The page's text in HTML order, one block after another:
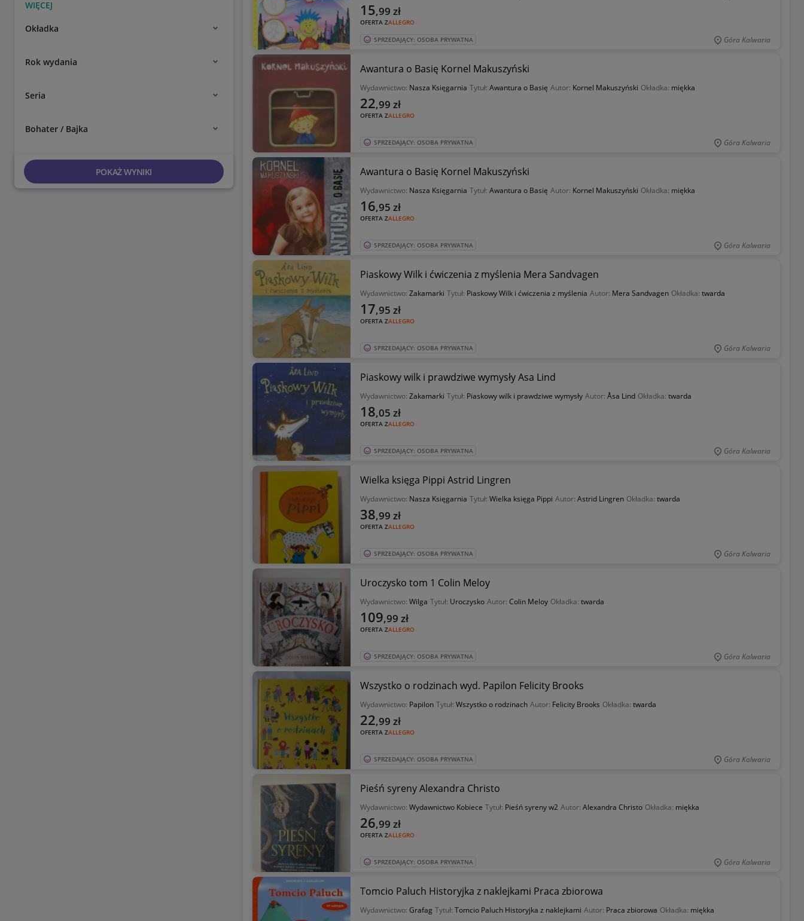
Okładka
Rok wydania
Seria
Bohater / Bajka
POKAŻ WYNIKI
OFERTA ZALLEGRO
15,99 zł
SPRZEDAJĄCY: OSOBA PRYWATNA Góra Kalwaria
Awantura o Basię Kornel Makuszyński
Wydawnictwo: Nasza Księgarnia Tytuł: Awantura o Basię Autor: Kornel Makuszyński Okładka: miękka
OFERTA ZALLEGRO
22,99 zł
SPRZEDAJĄCY: OSOBA PRYWATNA Góra Kalwaria
Awantura o Basię Kornel Makuszyński
Wydawnictwo: Nasza Księgarnia Tytuł: Awantura o Basię Autor: Kornel Makuszyński Okładka: miękka
OFERTA ZALLEGRO
16,95 zł
SPRZEDAJĄCY: OSOBA PRYWATNA Góra Kalwaria
Piaskowy Wilk i ćwiczenia z myślenia Mera Sandvagen
Wydawnictwo: Zakamarki Tytuł: Piaskowy Wilk i ćwiczenia z myślenia Autor: Mera Sandvagen Okładka: twarda
OFERTA ZALLEGRO
17,95 zł
SPRZEDAJĄCY: OSOBA PRYWATNA Góra Kalwaria
Piaskowy wilk i prawdziwe wymysły Asa Lind
Wydawnictwo: Zakamarki Tytuł: Piaskowy wilk i prawdziwe wymysły Autor: Åsa Lind Okładka: twarda
OFERTA ZALLEGRO
18,05 zł
SPRZEDAJĄCY: OSOBA PRYWATNA Góra Kalwaria
Wielka księga Pippi Astrid Lingren
Wydawnictwo: Nasza Księgarnia Tytuł: Wielka księga Pippi Autor: Astrid Lingren Okładka: twarda
OFERTA ZALLEGRO
38,99 zł
SPRZEDAJĄCY: OSOBA PRYWATNA Góra Kalwaria
Uroczysko tom 1 Colin Meloy
Wydawnictwo: Wilga Tytuł: Uroczysko Autor: Colin Meloy Okładka: twarda
OFERTA ZALLEGRO
109,99 zł
SPRZEDAJĄCY: OSOBA PRYWATNA Góra Kalwaria
Wszystko o rodzinach wyd. Papilon Felicity Brooks
Wydawnictwo: Papilon Tytuł: Wszystko o rodzinach Autor: Felicity Brooks Okładka: twarda
OFERTA ZALLEGRO
22,99 zł
SPRZEDAJĄCY: OSOBA PRYWATNA Góra Kalwaria
Pieśń syreny Alexandra Christo
Wydawnictwo: Wydawnictwo Kobiece Tytuł: Pieśń syreny w2 Autor: Alexandra Christo Okładka: miękka
OFERTA ZALLEGRO
26,99 zł
SPRZEDAJĄCY: OSOBA PRYWATNA Góra Kalwaria
Tomcio Paluch Historyjka z naklejkami Praca zbiorowa
Wydawnictwo: Grafag Tytuł: Tomcio Paluch Historyjka z naklejkami Autor: Praca zbiorowa Okładka: miękka